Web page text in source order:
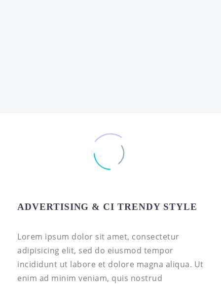
ADVERTISING & CI TRENDY STYLE
Lorem ipsum dolor sit amet, consectetur
adipisicing elit, sed do eiusmod tempor
incididunt ut labore et dolore magna aliqua. Ut
enim ad minim veniam, quis nostrud